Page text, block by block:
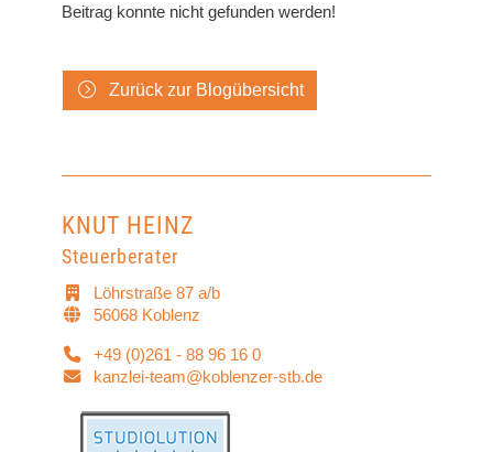
Beitrag konnte nicht gefunden werden!
Zurück zur Blogübersicht
KNUT HEINZ
Steuerberater
Löhrstraße 87 a/b
56068 Koblenz
+49 (0)261 - 88 96 16 0
kanzlei-team@koblenzer-stb.de